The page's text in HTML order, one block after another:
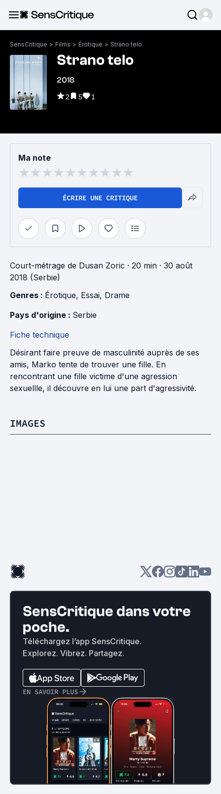
SensCritique > Films > Érotique > Strano telo
Strano telo
2018
2 5 1
Ma note
ÉCRIRE UNE CRITIQUE
Court-métrage de Dusan Zoric · 20 min · 30 août
2018 (Serbie)
Genres : Érotique, Essai, Drame
Pays d'origine : Serbie
Fiche technique
Désirant faire preuve de masculinité auprès de ses
amis, Marko tente de trouver une fille. En
rencontrant une fille victime d'une agression
sexuellle, il découvre en lui une part d'agressivité.
IMAGES
SensCritique dans votre
poche.
Téléchargez l’app SensCritique.
Explorez. Vibrez. Partagez.
EN SAVOIR PLUS